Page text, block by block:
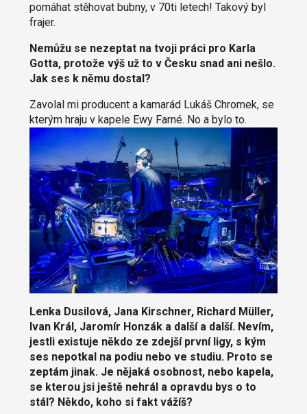
pomáhat stěhovat bubny, v 70ti letech! Takový byl
frajer.
Nemůžu se nezeptat na tvoji práci pro Karla
Gotta, protože výš už to v Česku snad ani nešlo.
Jak ses k němu dostal?
Zavolal mi producent a kamarád Lukáš Chromek, se
kterým hraju v kapele Ewy Farné. No a bylo to.
Lenka Dusilová, Jana Kirschner, Richard Müller,
Ivan Král, Jaromír Honzák a další a další. Nevím,
jestli existuje někdo ze zdejší první ligy, s kým
ses nepotkal na podiu nebo ve studiu. Proto se
zeptám jinak. Je nějaká osobnost, nebo kapela,
se kterou jsi ještě nehrál a opravdu bys o to
stál? Někdo, koho si fakt vážíš?